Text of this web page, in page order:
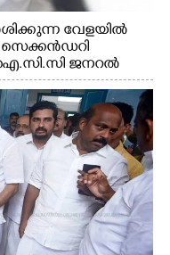
വേളയിൽ
സെക്കൻഡറി
ജനറൽ
എം.പി കുരുന്നിനെ
എക്സൈസ്
മന്ത്രി ടി. സിദ്ദിഖ്,
സമീപം